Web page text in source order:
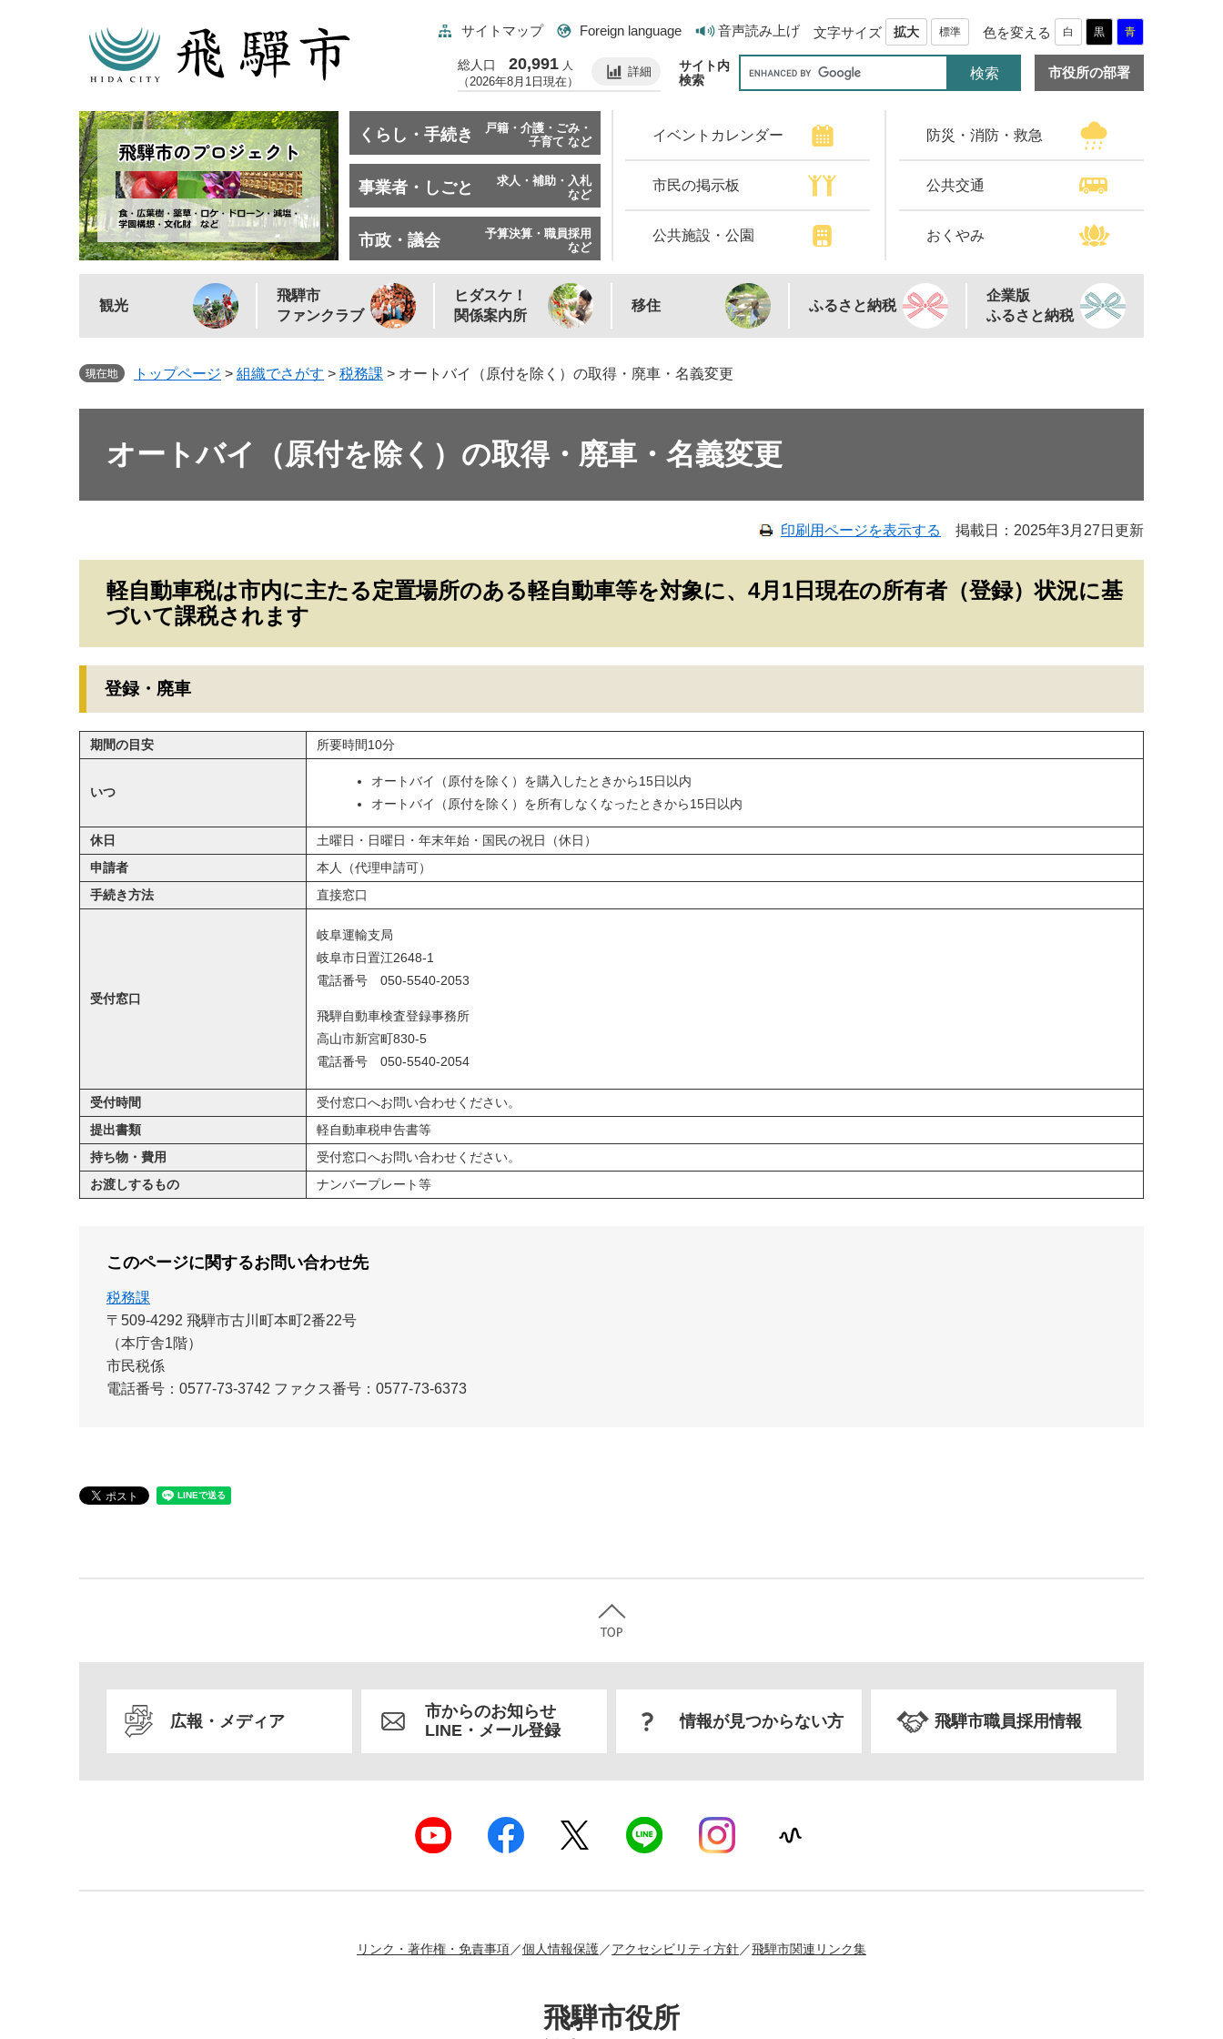
サイトマップ Foreign language 音声読み上げ 文字サイズ 拡大 標準 色を変える 白 黒 青
総人口 20,991 人
（2026年8月1日現在）
詳細
サイト内
検索
市役所の部署
くらし・手続き
戸籍・介護・ごみ・
子育て など
事業者・しごと
求人・補助・入札
など
市政・議会
予算決算・職員採用
など
イベントカレンダー 防災・消防・救急
市民の掲示板 公共交通
公共施設・公園 おくやみ
観光
飛騨市
ファンクラブ
ヒダスケ！
関係案内所
移住 ふるさと納税
企業版
ふるさと納税
トップページ > 組織でさがす > 税務課 > オートバイ（原付を除く）の取得・廃車・名義変更
オートバイ（原付を除く）の取得・廃車・名義変更
印刷用ページを表示する 掲載日：2025年3月27日更新
軽自動車税は市内に主たる定置場所のある軽自動車等を対象に、4月1日現在の所有者（登録）状況に基
づいて課税されます
登録・廃車
期間の目安 所要時間10分
いつ
オートバイ（原付を除く）を購入したときから15日以内
​オートバイ（原付を除く）を所有しなくなったときから15日以内
休日
土曜日・日曜日・年末年始・国民の祝日（休日）
申請者
本人（代理申請可）
手続き方法
直接窓口
受付窓口
岐阜運輸支局
岐阜市日置江2648-1
電話番号 050-5540-2053
飛騨自動車検査登録事務所
高山市新宮町830-5
電話番号 050-5540-2054
受付時間
受付窓口へお問い合わせください。
提出書類
軽自動車税申告書等
持ち物・費用
受付窓口へお問い合わせください。
お渡しするもの
ナンバープレート等
このページに関するお問い合わせ先
税務課
〒509-4292 飛騨市古川町本町2番22号
（本庁舎1階）
市民税係
電話番号：0577-73-3742 ファクス番号：0577-73-6373
広報・メディア
市からのお知らせ
LINE・メール登録
情報が見つからない方 飛騨市職員採用情報
リンク・著作権・免責事項 個人情報保護 アクセシビリティ方針 飛騨市関連リンク集
飛騨市役所